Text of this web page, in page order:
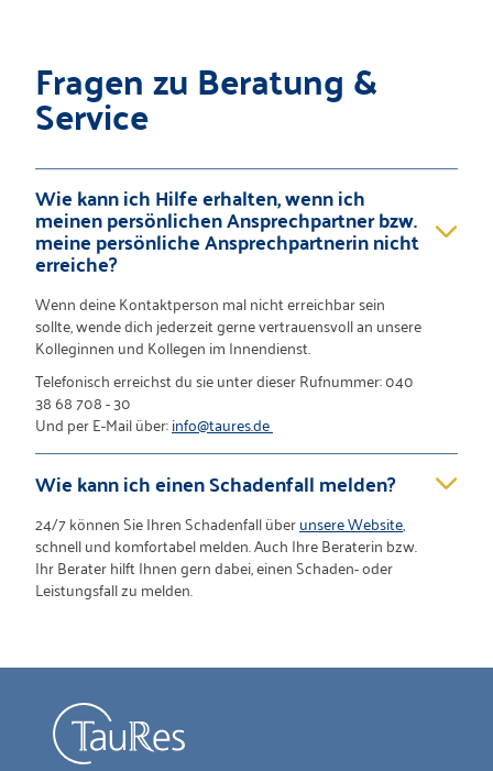
Fragen zu Beratung &
Service
Wie kann ich Hilfe erhalten, wenn ich
meinen persönlichen Ansprechpartner bzw.
meine persönliche Ansprechpartnerin nicht
erreiche?
Wenn deine Kontaktperson mal nicht erreichbar sein
sollte, wende dich jederzeit gerne vertrauensvoll an unsere
Kolleginnen und Kollegen im Innendienst.
Telefonisch erreichst du sie unter dieser Rufnummer:040
38 68 708 - 30
Und per E-Mail über:info@taures.de
Wie kann ich einen Schadenfall melden?
24/7 können Sie Ihren Schadenfall überunsere Website,
schnell und komfortabel melden. Auch Ihre Beraterin bzw.
Ihr Berater hilft Ihnen gern dabei, einen Schaden- oder
Leistungsfall zu melden.